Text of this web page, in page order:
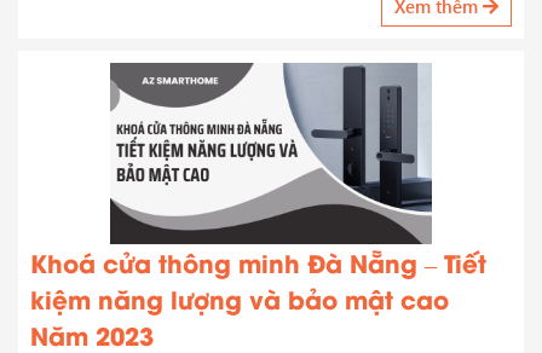
Xem thêm
Khoá cửa thông minh Đà Nẵng – Tiết
kiệm năng lượng và bảo mật cao
Năm 2023